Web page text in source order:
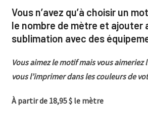
Vous n’avez qu’à choisir un
le nombre de mètre et ajouter
sublimation avec des
Vous aimez le motif mais vous
vous l’imprimer dans les couleurs de
À partir de 18,95 $ le mètre